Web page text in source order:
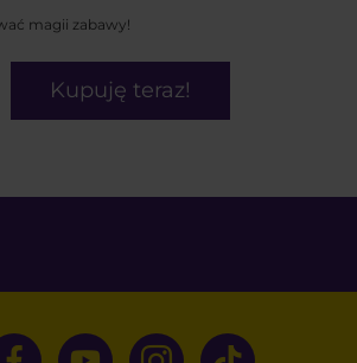
magii zabawy!
Kupuję teraz!